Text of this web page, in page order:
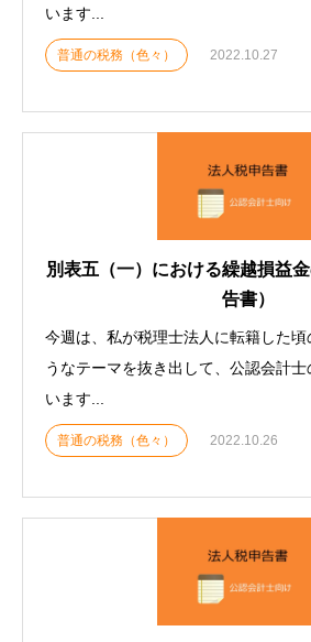
います...
普通の税務（色々） 2022.10.27
別表五（一）における繰越損益
告書）
今週は、私が税理士法人に転籍した
うなテーマを抜き出して、公認会計
います...
普通の税務（色々） 2022.10.26